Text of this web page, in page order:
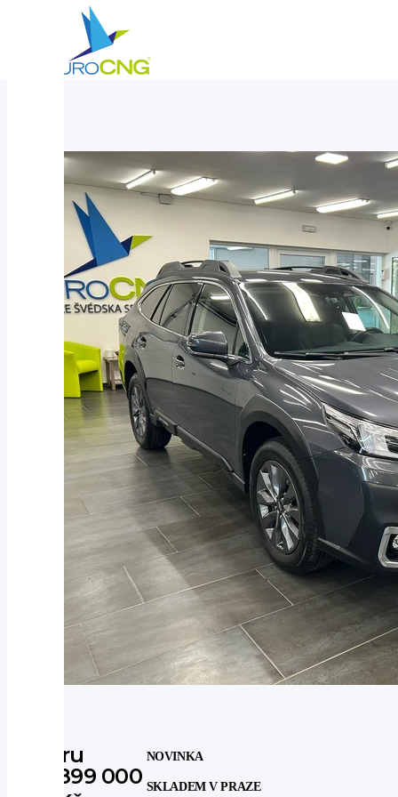
Subaru NOVINKA
SKLADEM V PRAZE
899 000